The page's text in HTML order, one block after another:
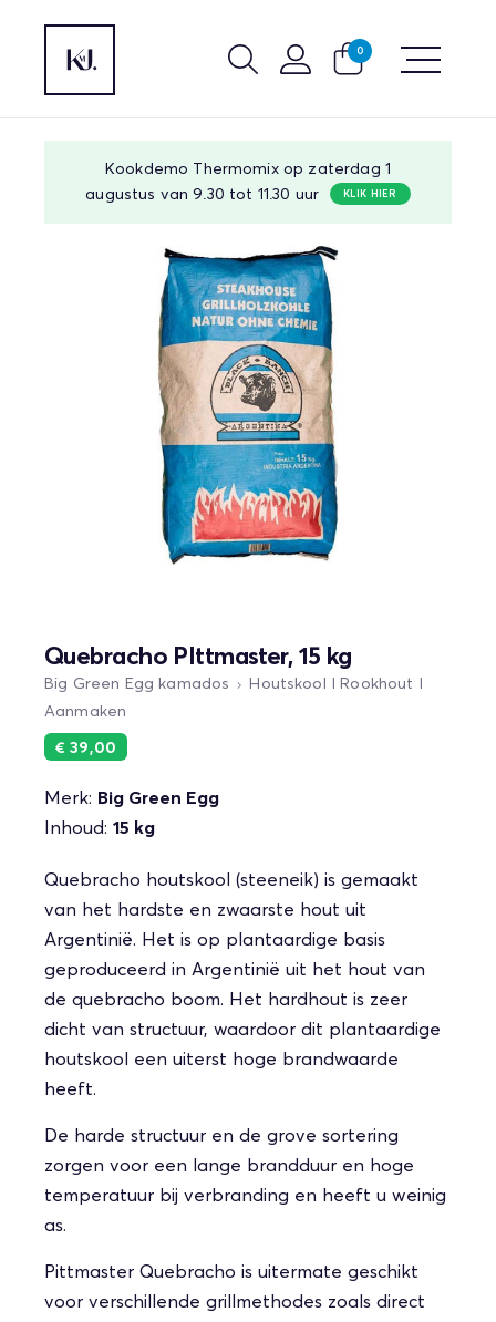
0
Kookdemo Thermomix op zaterdag 1
augustus van 9.30 tot 11.30 uur
KLIK HIER
Quebracho PIttmaster, 15 kg
Big Green Egg kamados
Houtskool I Rookhout I
Aanmaken
€ 39,00
Merk: Big Green Egg
Inhoud: 15 kg
Quebracho houtskool (steeneik) is gemaakt
van het hardste en zwaarste hout uit
Argentinië. Het is op plantaardige basis
geproduceerd in Argentinië uit het hout van
de quebracho boom. Het hardhout is zeer
dicht van structuur, waardoor dit plantaardige
houtskool een uiterst hoge brandwaarde
heeft.
De harde structuur en de grove sortering
zorgen voor een lange brandduur en hoge
temperatuur bij verbranding en heeft u weinig
as.
Pittmaster Quebracho is uitermate geschikt
voor verschillende grillmethodes zoals direct